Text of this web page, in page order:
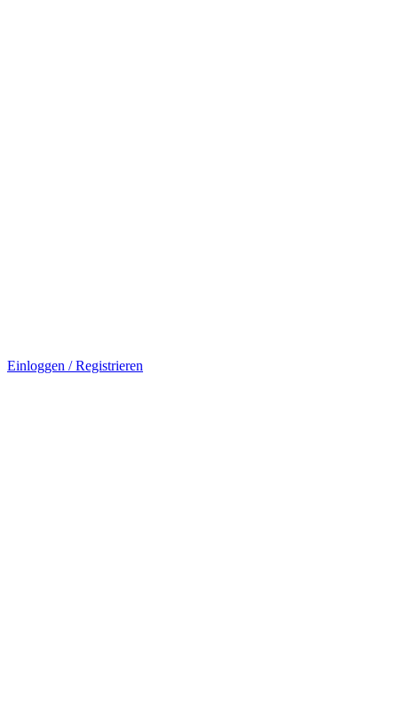
Einloggen / Registrieren